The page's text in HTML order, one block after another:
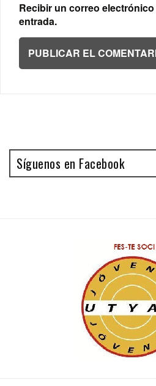
Recibir un correo
entrada.
Síguenos en Facebook